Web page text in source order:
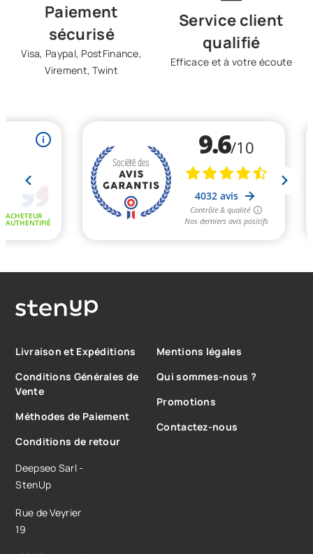
Paiement
sécurisé
Visa, Paypal, PostFinance,
Virement, Twint
Service client
qualifié
Efficace et à votre écoute
Livraison et Expéditions
Conditions Générales de
Vente
Méthodes de Paiement
Conditions de retour
Mentions légales
Qui sommes-nous ?
Promotions
Contactez-nous
Deepseo Sarl -
StenUp
Rue de Veyrier
19